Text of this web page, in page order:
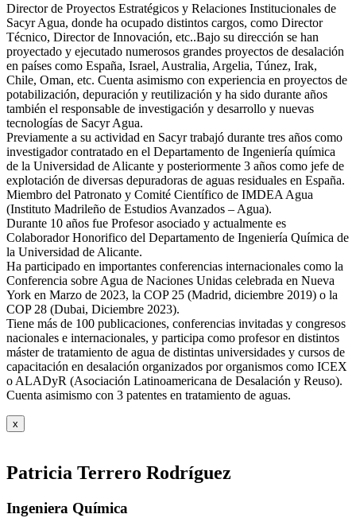
Director de Proyectos Estratégicos y Relaciones Institucionales de
Sacyr Agua, donde ha ocupado distintos cargos, como Director
Técnico, Director de Innovación, etc..Bajo su dirección se han
proyectado y ejecutado numerosos grandes proyectos de desalación
en países como España, Israel, Australia, Argelia, Túnez, Irak,
Chile, Oman, etc. Cuenta asimismo con experiencia en proyectos de
potabilización, depuración y reutilización y ha sido durante años
también el responsable de investigación y desarrollo y nuevas
tecnologías de Sacyr Agua.
Previamente a su actividad en Sacyr trabajó durante tres años como
investigador contratado en el Departamento de Ingeniería química
de la Universidad de Alicante y posteriormente 3 años como jefe de
explotación de diversas depuradoras de aguas residuales en España.
Miembro del Patronato y Comité Científico de IMDEA Agua
(Instituto Madrileño de Estudios Avanzados – Agua).
Durante 10 años fue Profesor asociado y actualmente es
Colaborador Honorifico del Departamento de Ingeniería Química de
la Universidad de Alicante.
Ha participado en importantes conferencias internacionales como la
Conferencia sobre Agua de Naciones Unidas celebrada en Nueva
York en Marzo de 2023, la COP 25 (Madrid, diciembre 2019) o la
COP 28 (Dubai, Diciembre 2023).
Tiene más de 100 publicaciones, conferencias invitadas y congresos
nacionales e internacionales, y participa como profesor en distintos
máster de tratamiento de agua de distintas universidades y cursos de
capacitación en desalación organizados por organismos como ICEX
o ALADyR (Asociación Latinoamericana de Desalación y Reuso).
Cuenta asimismo con 3 patentes en tratamiento de aguas.
x
Patricia Terrero Rodríguez
Ingeniera Química